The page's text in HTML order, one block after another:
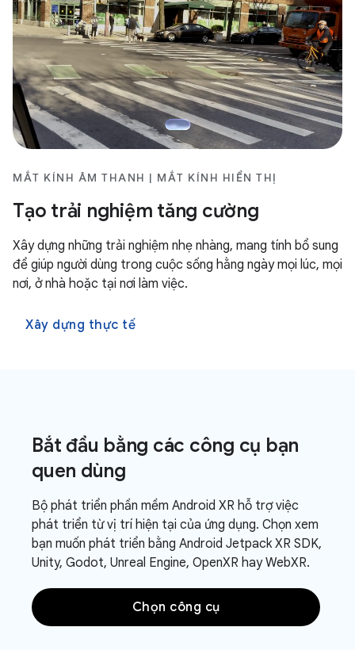
MẮT KÍNH ÂM THANH | MẮT KÍNH HIỂN THỊ
Tạo trải nghiệm tăng cường
Xây dựng những trải nghiệm nhẹ nhàng, mang tính bổ sung
để giúp người dùng trong cuộc sống hằng ngày mọi lúc, mọi
nơi, ở nhà hoặc tại nơi làm việc.
Xây dựng thực tế
Bắt đầu bằng các công cụ bạn
quen dùng
Bộ phát triển phần mềm Android XR hỗ trợ việc
phát triển từ vị trí hiện tại của ứng dụng. Chọn xem
bạn muốn phát triển bằng Android Jetpack XR SDK,
Unity, Godot, Unreal Engine, OpenXR hay WebXR.
Chọn công cụ